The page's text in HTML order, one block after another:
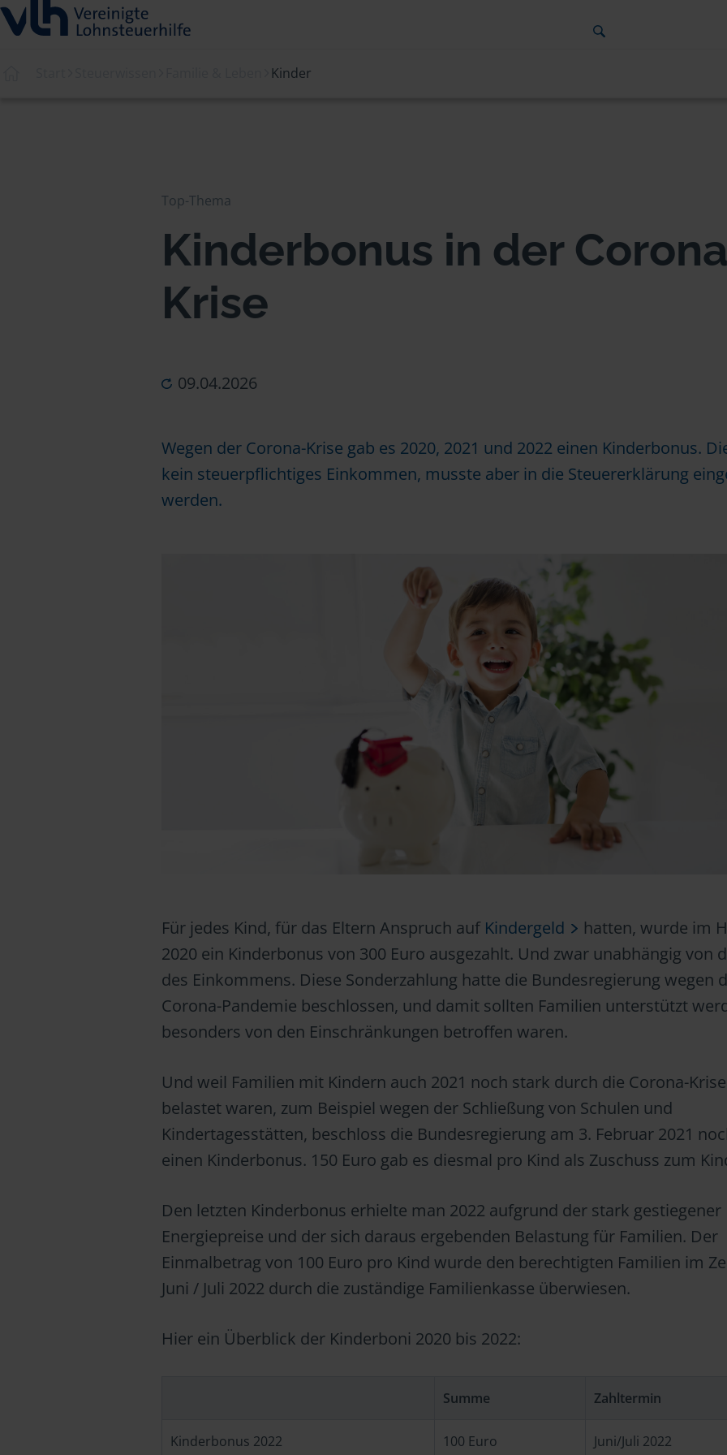
Kinder
Top-Thema
Kinderbonus in der
Krise
09.04.2026
Wegen der Corona-Krise gab es 2020, 2021 und 2022 einen Kinderbonus.
kein steuerpflichtiges Einkommen, musste aber in die Steuererklärung
werden.
Für jedes Kind, für das Eltern Anspruch auf Kindergeld
hatten, wurde im
2020 ein Kinderbonus von 300 Euro ausgezahlt. Und zwar unabhängig von
des Einkommens. Diese Sonderzahlung hatte die Bundesregierung wegen
Corona-Pandemie beschlossen, und damit sollten Familien unterstützt
besonders von den Einschränkungen betroffen waren.
Und weil Familien mit Kindern auch 2021 noch stark durch die Corona-Krise
belastet waren, zum Beispiel wegen der Schließung von Schulen und
Kindertagesstätten, beschloss die Bundesregierung am 3. Februar 2021
einen Kinderbonus. 150 Euro gab es diesmal pro Kind als Zuschuss zum
Den letzten Kinderbonus erhielte man 2022 aufgrund der stark gestiegener
Energiepreise und der sich daraus ergebenden Belastung für Familien. Der
Einmalbetrag von 100 Euro pro Kind wurde den berechtigten Familien im
Juni / Juli 2022 durch die zuständige Familienkasse überwiesen.
Hier ein Überblick der Kinderboni 2020 bis 2022:
Summe Zahltermin
Kinderbonus 2022 100 Euro Juni/Juli 2022